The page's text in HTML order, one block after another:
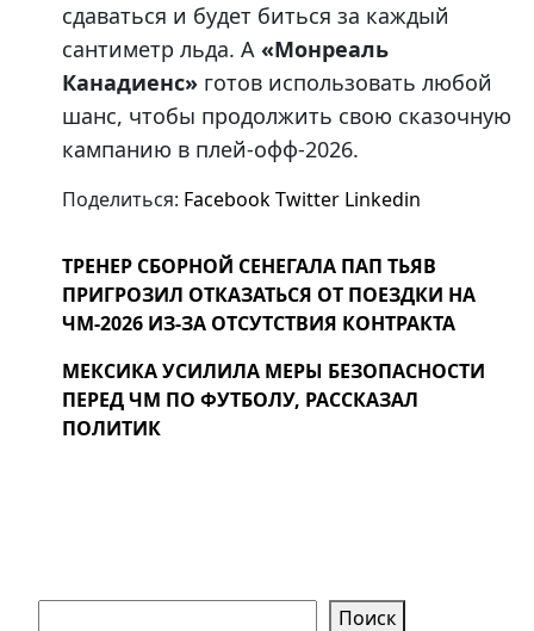
сдаваться и будет биться за каждый
сантиметр льда. А «Монреаль
Канадиенс» готов использовать любой
шанс, чтобы продолжить свою сказочную
кампанию в плей-офф-2026.
Поделиться: FacebookTwitter Linkedin
ТРЕНЕР СБОРНОЙ СЕНЕГАЛА ПАП ТЬЯВ
ПРИГРОЗИЛ ОТКАЗАТЬСЯ ОТ ПОЕЗДКИ НА
ЧМ-2026 ИЗ-ЗА ОТСУТСТВИЯ КОНТРАКТА
МЕКСИКА УСИЛИЛА МЕРЫ БЕЗОПАСНОСТИ
ПЕРЕД ЧМ ПО ФУТБОЛУ, РАССКАЗАЛ
ПОЛИТИК
Поиск